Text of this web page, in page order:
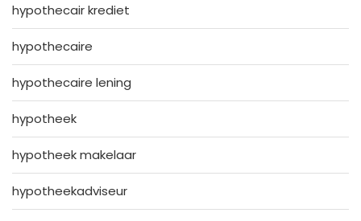
hypothecair krediet
hypothecaire
hypothecaire lening
hypotheek
hypotheek makelaar
hypotheekadviseur